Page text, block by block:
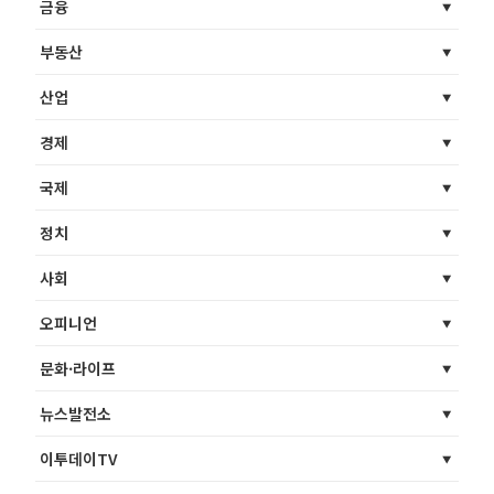
금융
부동산
산업
경제
국제
정치
사회
오피니언
문화·라이프
뉴스발전소
이투데이TV